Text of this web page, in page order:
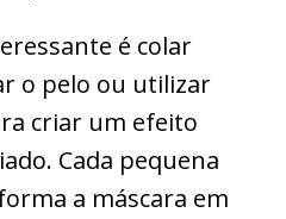
é colar
o pelo ou utilizar
criar um efeito
Cada pequena
a máscara em